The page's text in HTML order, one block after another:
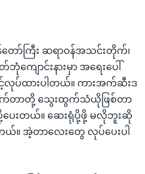
န်တော်ကြီး ဆရာဝန်အသင်းတိုက်၊
ဘုံကျောင်းနားမှာ အရေးပေါ်
ထားပါတယ်။ ကားအက်ဆီးဒ
ရိုက်တာတို့ သွေးထွက်သံယိုဖြစ်တာ
ပို့ပေးတယ်။ ဆေးရုံပို့ဖို့ မလိုဘူးဆို
။ အဲ့တာလေးတွေ လုပ်ပေးပါ